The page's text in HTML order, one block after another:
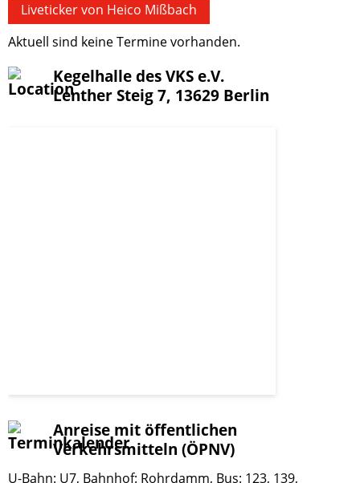
Liveticker von Heico Mißbach
Aktuell sind keine Termine vorhanden.
Kegelhalle des VKS e.V.
Lenther Steig 7, 13629 Berlin
Anreise mit öffentlichen
Verkehrsmitteln (ÖPNV)
U-Bahn: U7, Bahnhof: Rohrdamm, Bus: 123, 139,